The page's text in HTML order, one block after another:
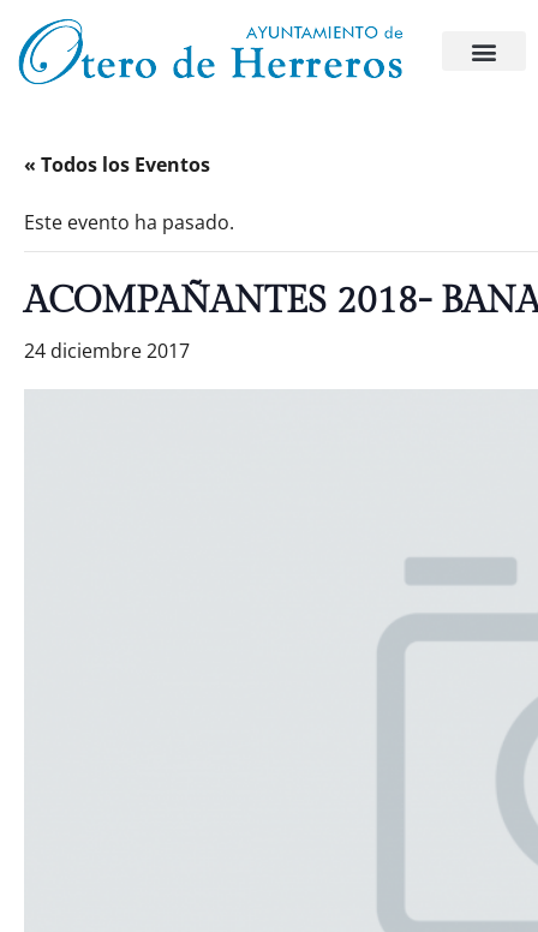
« Todos los Eventos
Este evento ha pasado.
ACOMPAÑANTES 2018-
24 diciembre 2017